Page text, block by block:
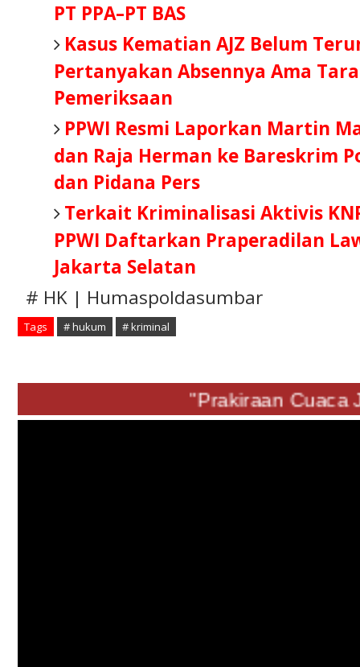
PT PPA–PT BAS
Kasus Kematian AJZ Belum
Pertanyakan Absennya Ama
Pemeriksaan
PPWI Resmi Laporkan Martin
dan Raja Herman ke Bareskrim
dan Pidana Pers
Terkait Kriminalisasi Aktivis
PPWI Daftarkan Praperadilan
Jakarta Selatan
# HK | Humaspoldasumbar
Tags # hukum # kriminal
"Prakiraan Cuaca